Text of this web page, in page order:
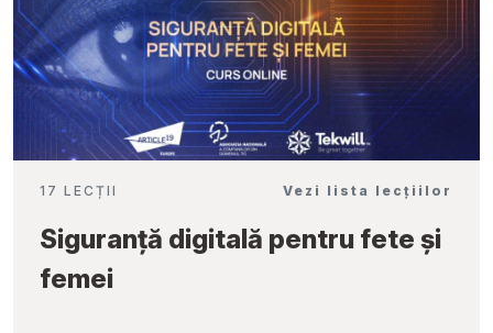
17 LECȚII Vezi lista lecțiilor
Siguranță digitală pentru fete și
femei